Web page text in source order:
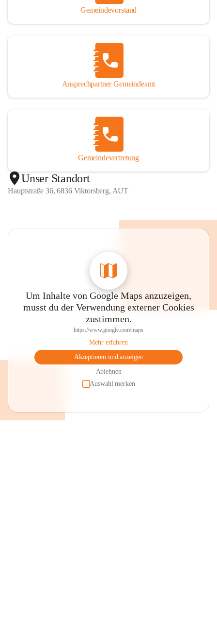
Gemeindevorstand
Ansprechpartner Gemeindeamt
Gemeindevertretung
Unser Standort
Hauptstraße 36, 6836 Viktorsberg, AUT
Um Inhalte von Google Maps anzuzeigen,
musst du der Verwendung externer Cookies
zustimmen.
https://www.google.com/maps
Mehr erfahren
Akzeptieren und anzeigen
Ablehnen
Auswahl merken